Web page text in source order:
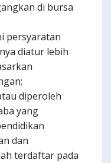
di bursa
persyaratan
diatur lebih
diperoleh
yang
dan
terdaftar pada